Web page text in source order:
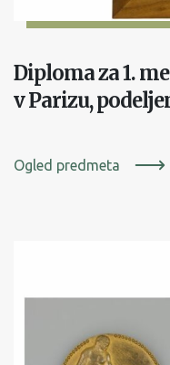
Diploma za 1.
v Parizu,
Ogled predmeta